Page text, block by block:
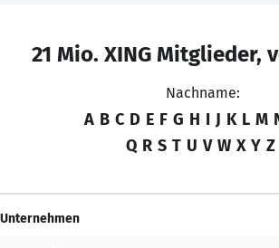
21 Mio. XING Mitglieder,
Nachname:
A B C D E F G H I J K L M
Q R S T U V W X Y Z
Unternehmen